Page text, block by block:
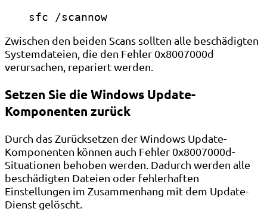
sfc /scannow
Zwischen den beiden Scans sollten alle beschädigten
Systemdateien, die den Fehler 0x8007000d
verursachen, repariert werden.
Setzen Sie die Windows Update-
Komponenten zurück
Durch das Zurücksetzen der Windows Update-
Komponenten können auch Fehler 0x8007000d-
Situationen behoben werden. Dadurch werden alle
beschädigten Dateien oder fehlerhaften
Einstellungen im Zusammenhang mit dem Update-
Dienst gelöscht.